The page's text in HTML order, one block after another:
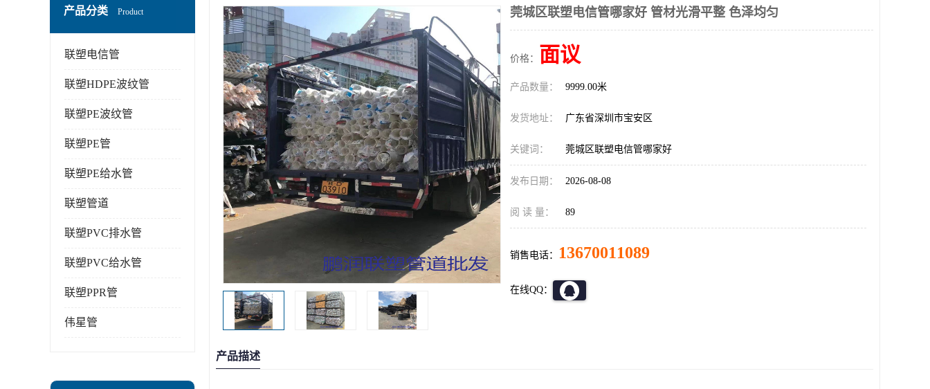
产品分类 Product
联塑电信管
联塑HDPE波纹管
联塑PE波纹管
联塑PE管
联塑PE给水管
联塑管道
联塑PVC排水管
联塑PVC给水管
联塑PPR管
伟星管
莞城区联塑电信管哪家好 管材光滑平整 色泽均匀
价格： 面议
产品数量： 9999.00米
发货地址： 广东省深圳市宝安区
关键词： 莞城区联塑电信管哪家好
发布日期： 2026-08-08
阅 读 量： 89
销售电话： 13670011089
在线QQ：
产品描述